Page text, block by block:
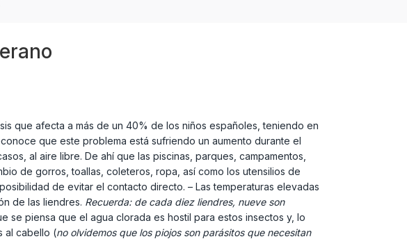
que afecta a más de un 40% de los niños españoles, teniendo en
que este problema está sufriendo un aumento durante el
al aire libre. De ahí que las piscinas, parques, campamentos,
de gorros, toallas, coleteros, ropa, así como los utensilios de
de evitar el contacto directo. – Las temperaturas elevadas
de las liendres. Recuerda: de cada diez liendres, nueve son
se piensa que el agua clorada es hostil para estos insectos y, lo
al cabello (no olvidemos que los piojos son parásitos que necesitan